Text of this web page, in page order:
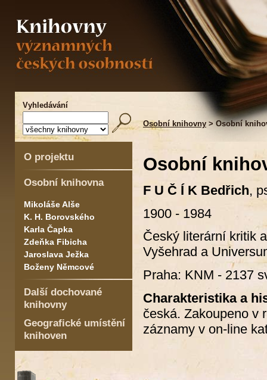
Vyhledávání
Osobní knihovny > Osobní
O projektu
Osobní knihovna
Mikoláše Alše
K. H. Borovského
Karla Čapka
Zdeňka Fibicha
Jaroslava Ježka
Boženy Němcové
Další dochované
knihovny
Geografické umístění
knihoven
Osobní
F U Č Í K Bedřich,
1900 - 1984
Český literární kritik
Vyšehrad a
Praha: KNM - 2137
Charakteristika a
česká. Zakoupeno v
záznamy v on-